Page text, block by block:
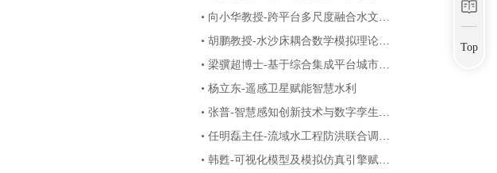
型支流的应用研究
• 向小华教授-跨平台多尺度融合水文模
型软件设计
• 胡鹏教授-水沙床耦合数学模拟理论，
技术和初步应用
• 梁骥超博士-基于综合集成平台城市暴
雨洪涝时间集成应对及适应性调控案例
• 杨立东-遥感卫星赋能智慧水利
• 张普-智慧感知创新技术与数字孪生应
用探讨
• 任明磊主任-流域水工程防洪联合调度
模型研究与实际应用
• 韩甦-可视化模型及模拟仿真引擎赋能
Top